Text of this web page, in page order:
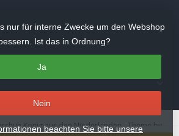
nur für interne Zwecke um den Webshop
Ist das in Ordnung?
Ja
Nein
beachten Sie bitte unsere
König aus den Niederlanden- Theme by